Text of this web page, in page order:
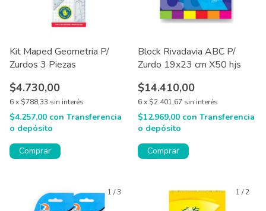
Kit Maped Geometria P/
Zurdos 3 Piezas
$4.730,00
6x $788,33 sin interés
$4.257,00 con Transferencia
o depósito
Block Rivadavia ABC P/
Zurdo 19x23 cm X50 hjs
$14.410,00
6x $2.401,67 sin interés
$12.969,00 con Transferencia
o depósito
Comprar
1 /3 1 /2